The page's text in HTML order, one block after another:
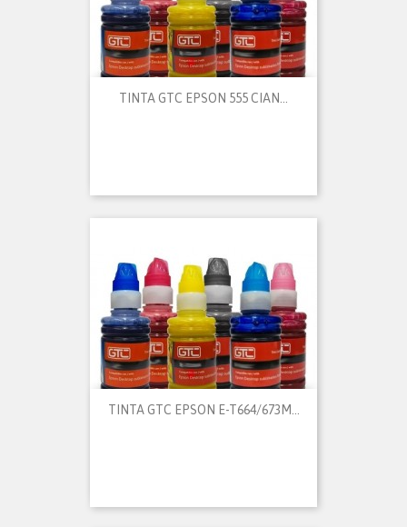
TINTA GTC EPSON 555 CIAN...
TINTA GTC EPSON E-T664/673M...